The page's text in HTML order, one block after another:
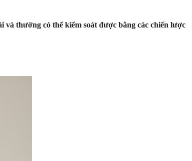
thường có thể kiểm soát được bằng các chiến lược